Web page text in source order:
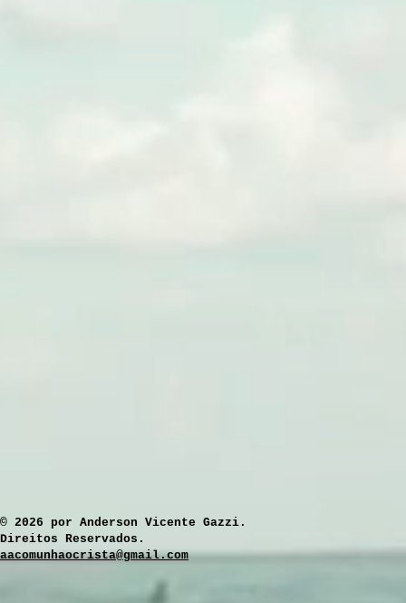
​© 2026 por Anderson Vicente Gazzi.
Direitos Reservados.
aacomunhaocrista@gmail.com